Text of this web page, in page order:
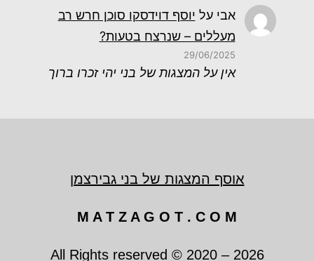
אבי על יוסף דוידסקו סוכן חרש רב
מעללים – שנרצח בטעות?
29/06/2025
אין על המצגות של בני יהי זכרו ברוך
אוסף המצגות של בני גבירצמן
M A T Z A G O T . C O M
All Rights reserved © 2020 – 2026